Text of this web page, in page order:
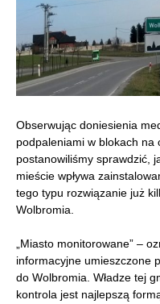
Obserwując doniesienia
podpaleniami w blokach na
postanowiliśmy sprawdzić,
mieście wpływa
tego typu rozwiązanie już
Wolbromia.
„Miasto monitorowane” –
informacyjne umieszczone
do Wolbromia. Władze tej
kontrola jest najlepszą